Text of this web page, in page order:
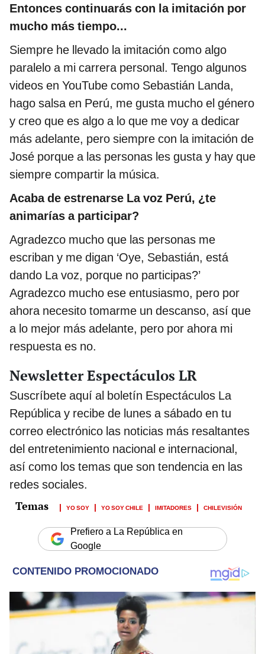
Entonces continuarás con la imitación por
mucho más tiempo...
Siempre he llevado la imitación como algo
paralelo a mi carrera personal. Tengo algunos
videos en YouTube como Sebastián Landa,
hago salsa en Perú, me gusta mucho el género
y creo que es algo a lo que me voy a dedicar
más adelante, pero siempre con la imitación de
José porque a las personas les gusta y hay que
siempre compartir la música.
Acaba de estrenarse La voz Perú, ¿te
animarías a participar?
Agradezco mucho que las personas me
escriban y me digan ‘Oye, Sebastián, está
dando La voz, porque no participas?’
Agradezco mucho ese entusiasmo, pero por
ahora necesito tomarme un descanso, así que
a lo mejor más adelante, pero por ahora mi
respuesta es no.
Newsletter Espectáculos LR
Suscríbete aquí al boletín Espectáculos La
República y recibe de lunes a sábado en tu
correo electrónico las noticias más resaltantes
del entretenimiento nacional e internacional,
así como los temas que son tendencia en las
redes sociales.
YO SOY YO SOY CHILE IMITADORES CHILEVISIÓN
Prefiero a La República en
Google